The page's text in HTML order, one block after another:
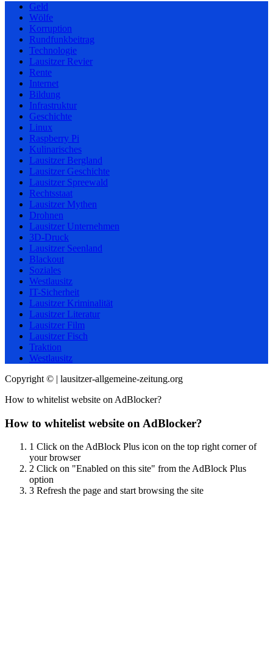
Geld
Wölfe
Korruption
Rundfunkbeitrag
Technologie
Lausitzer Revier
Rente
Internet
Bildung
Infrastruktur
Geschichte
Linux
Raspberry Pi
Kulinarisches
Lausitzer Bergland
Lausitzer Geschichte
Lausitzer Spreewald
Rechtsstaat
Lausitzer Mythen
Drohnen
Lausitzer Unternehmen
3D-Druck
Lausitzer Seenland
Blackout
Soziales
Westlausitz
IT-Sicherheit
Lausitzer Kriminalität
Lausitzer Literatur
Lausitzer Film
Lausitzer Fisch
Traktion
Westlausitz
Copyright © | lausitzer-allgemeine-zeitung.org
How to whitelist website on AdBlocker?
How to whitelist website on AdBlocker?
1 Click on the AdBlock Plus icon on the top right corner of
your browser
2 Click on "Enabled on this site" from the AdBlock Plus
option
3 Refresh the page and start browsing the site